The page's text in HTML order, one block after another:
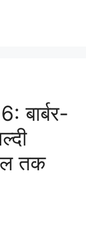
बार्बर-
तक